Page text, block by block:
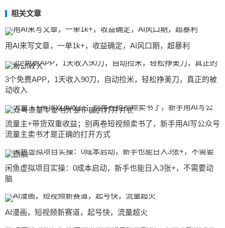
相关文章
用AI来写文章，一单1k+，收益确定，AI风口期，超暴利
3个免费APP，1天收入90刀，自动捡米，轻松挣美刀，真正的被
动收入
流量主+带货双重收益；别再卷短视频卖书了，新手用AI写公众号
流量主卖书才是正确的打开方式
闲鱼虚拟项目实操：0成本启动，新手也能日入3张+，不需要动
脑
AI漫画，短视频新赛道，起号快，流量超火